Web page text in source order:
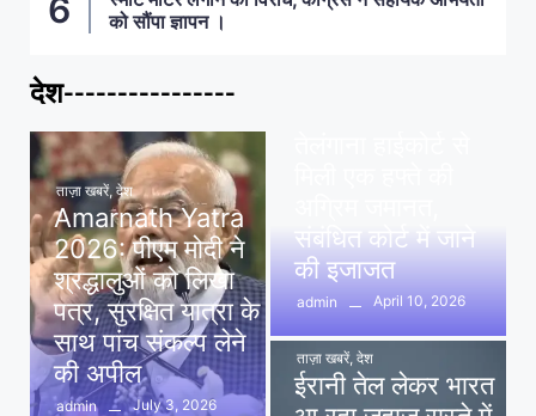
को सौंपा ज्ञापन ।
देश----------------
ताज़ा खबरें, देश
Amarnath Yatra
2026: पीएम मोदी ने
श्रद्धालुओं को लिखा
पत्र, सुरक्षित यात्रा के
साथ पांच संकल्प लेने
की अपील
admin July 3, 2026
संबंधित कोर्ट में जाने
की इजाजत
admin April 10, 2026
ताज़ा खबरें, देश
ईरानी तेल लेकर भारत